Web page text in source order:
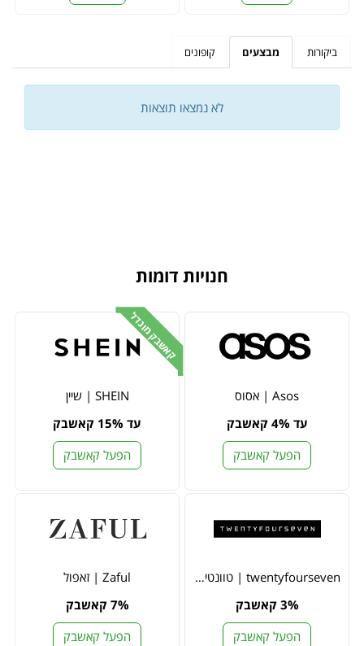
ביקורות מבצעים קופונים
לא נמצאו תוצאות
חנויות דומות
Asos | אסוס
עד 4% קאשבק
הפעל קאשבק
קאשבק מוגדל
SHEIN | שיין
עד 15% קאשבק
הפעל קאשבק
twentyfourseven | טוונטי פור סבן
3% קאשבק
הפעל קאשבק
Zaful | זאפול
7% קאשבק
הפעל קאשבק